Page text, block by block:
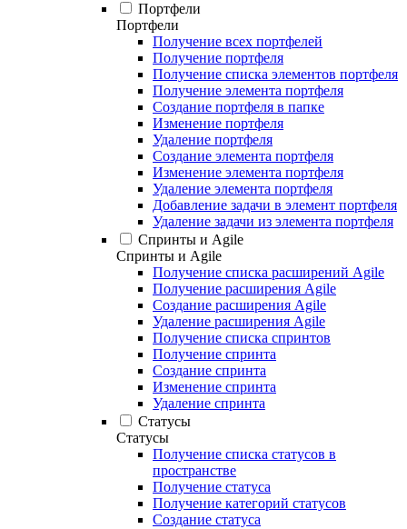
Портфели
Портфели
Получение всех портфелей
Получение портфеля
Получение списка элементов портфеля
Получение элемента портфеля
Создание портфеля в папке
Изменение портфеля
Удаление портфеля
Создание элемента портфеля
Изменение элемента портфеля
Удаление элемента портфеля
Добавление задачи в элемент портфеля
Удаление задачи из элемента портфеля
Спринты и Agile
Спринты и Agile
Получение списка расширений Agile
Получение расширения Agile
Создание расширения Agile
Удаление расширения Agile
Получение списка спринтов
Получение спринта
Создание спринта
Изменение спринта
Удаление спринта
Статусы
Статусы
Получение списка статусов в
пространстве
Получение статуса
Получение категорий статусов
Создание статуса